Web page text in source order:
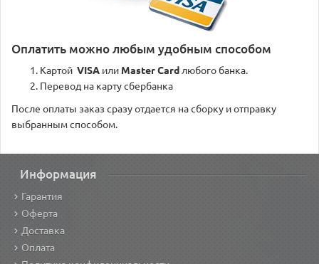
Оплатить можно любым удобным способом
Картой VISA или Master Card любого банка.
Перевод на карту сбербанка
После оплаты заказ сразу отдается на сборку и отправку
выбранным способом.
Информация
Гарантия
Оферта
Доставка
Оплата